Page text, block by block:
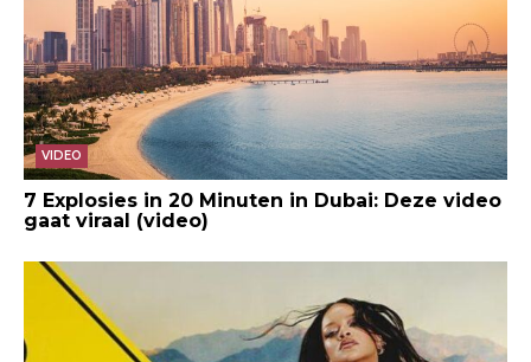
VIDEO
7 Explosies in 20 Minuten in Dubai: Deze video
gaat viraal (video)